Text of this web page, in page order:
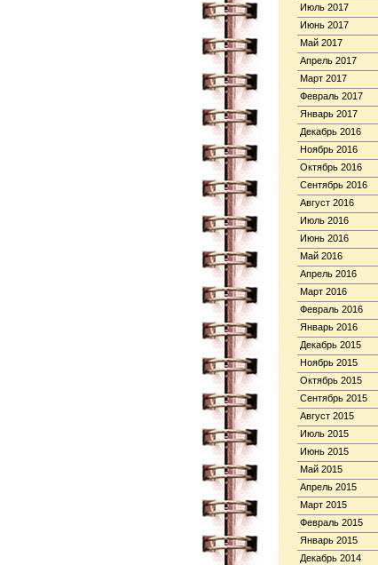
Июль 2017
Июнь 2017
Май 2017
Апрель 2017
Март 2017
Февраль 2017
Январь 2017
Декабрь 2016
Ноябрь 2016
Октябрь 2016
Сентябрь 2016
Август 2016
Июль 2016
Июнь 2016
Май 2016
Апрель 2016
Март 2016
Февраль 2016
Январь 2016
Декабрь 2015
Ноябрь 2015
Октябрь 2015
Сентябрь 2015
Август 2015
Июль 2015
Июнь 2015
Май 2015
Апрель 2015
Март 2015
Февраль 2015
Январь 2015
Декабрь 2014